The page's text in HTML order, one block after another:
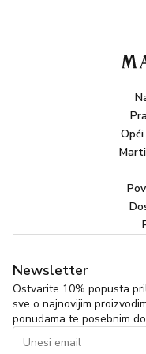
Newsletter
Ostvarite 10% popusta
sve o najnovijim
ponudama te posebnim